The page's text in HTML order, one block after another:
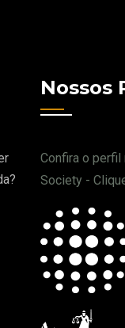
Nossos
Confira o perfil
Society -